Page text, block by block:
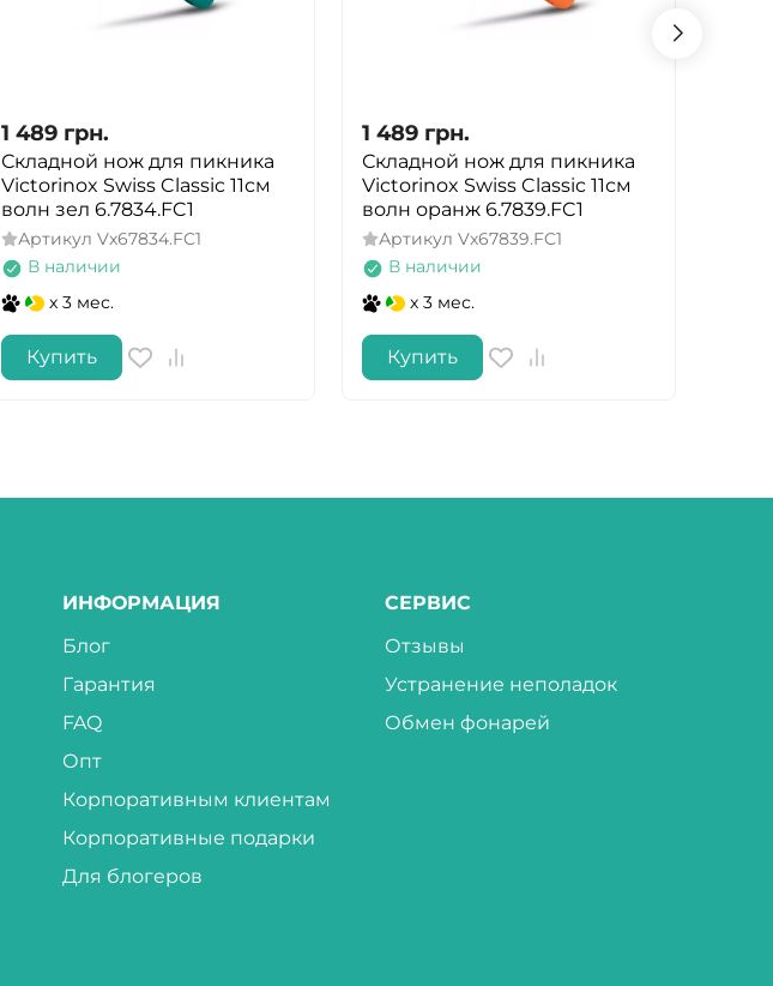
1 489 грн.
Складной нож для пикника
Victorinox Swiss Classic 11см
волн зел 6.7834.FC1
Артикул Vx67834.FC1
В наличии
x 3 мес.
Купить
1 489 грн.
Складной нож для пикника
Victorinox Swiss Classic 11см
волн оранж 6.7839.FC1
Артикул Vx67839.FC1
В наличии
x 3 мес.
Купить
ИНФОРМАЦИЯ
Блог
Гарантия
FAQ
Опт
Корпоративным клиентам
Корпоративные подарки
Для блогеров
СЕРВИС
Отзывы
Устранение неполадок
Обмен фонарей